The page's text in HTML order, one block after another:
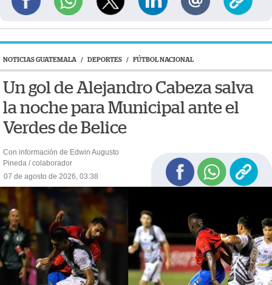
NOTICIAS GUATEMALA / DEPORTES / FÚTBOL NACIONAL
Un gol de Alejandro Cabeza salva
la noche para Municipal ante el
Verdes de Belice
Con información de Edwin Augusto
Pineda / colaborador
07 de agosto de 2026, 03:38